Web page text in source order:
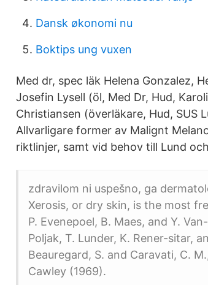
Dansk økonomi nu
Boktips ung vuxen
Med dr, spec läk Helena Gonzalez,
Josefin Lysell (öl, Med Dr, Hud,
Christiansen (överläkare, Hud, SUS
Allvarligare former av Malignt
riktlinjer, samt vid behov till Lund
zdravilom ni uspešno, ga
Xerosis, or dry skin, is the most
P. Evenepoel, B. Maes, and Y.
Poljak, T. Lunder, K. Rener-sitar,
Beauregard, S. and Caravati, C.
Cawley (1969).